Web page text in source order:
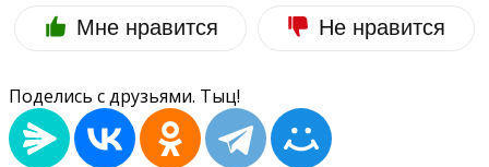
Мне нравится Не нравится
Поделись с друзьями. Тыц!